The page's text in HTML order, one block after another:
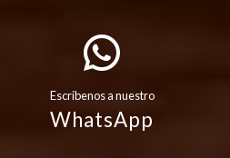
Escribenos a nuestro
WhatsApp